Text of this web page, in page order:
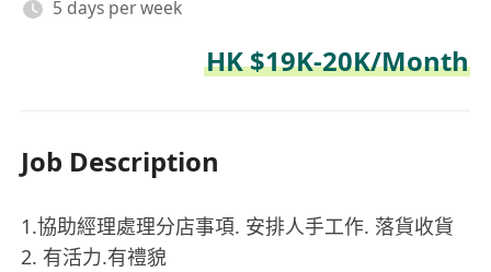
5 days per week
HK $19K-20K/Month
Job Description
1.協助經理處理分店事項. 安排人手工作. 落貨收貨
2. 有活力.有禮貌